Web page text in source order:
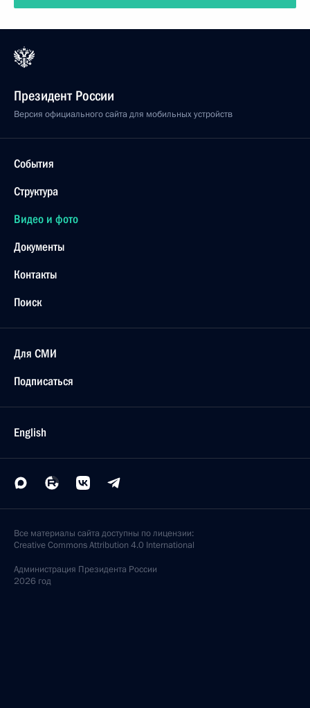
Президент России
Версия официального сайта для мобильных устройств
События
Структура
Видео и фото
Документы
Контакты
Поиск
Для СМИ
Подписаться
English
Все материалы сайта доступны по лицензии:
Creative Commons Attribution 4.0 International
Администрация Президента России
2026 год